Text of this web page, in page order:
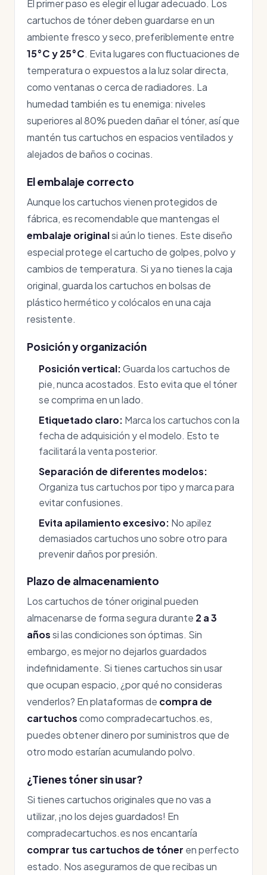
El primer paso es elegir el lugar adecuado. Los
cartuchos de tóner deben guardarse en un
ambiente fresco y seco, preferiblemente entre
15°C y 25°C. Evita lugares con fluctuaciones de
temperatura o expuestos a la luz solar directa,
como ventanas o cerca de radiadores. La
humedad también es tu enemiga: niveles
superiores al 80% pueden dañar el tóner, así que
mantén tus cartuchos en espacios ventilados y
alejados de baños o cocinas.
El embalaje correcto
Aunque los cartuchos vienen protegidos de
fábrica, es recomendable que mantengas el
embalaje originalsi aún lo tienes. Este diseño
especial protege el cartucho de golpes, polvo y
cambios de temperatura. Si ya no tienes la caja
original, guarda los cartuchos en bolsas de
plástico hermético y colócalos en una caja
resistente.
Posición y organización
Posición vertical: Guarda los cartuchos de
pie, nunca acostados. Esto evita que el tóner
se comprima en un lado.
Etiquetado claro: Marca los cartuchos con la
fecha de adquisición y el modelo. Esto te
facilitará la venta posterior.
Separación de diferentes modelos:
Organiza tus cartuchos por tipo y marca para
evitar confusiones.
Evita apilamiento excesivo: No apilez
demasiados cartuchos uno sobre otro para
prevenir daños por presión.
Plazo de almacenamiento
Los cartuchos de tóner original pueden
almacenarse de forma segura durante 2 a 3
añossi las condiciones son óptimas. Sin
embargo, es mejor no dejarlos guardados
indefinidamente. Si tienes cartuchos sin usar
que ocupan espacio, ¿por qué no consideras
venderlos? En plataformas de compra de
cartuchoscomo compradecartuchos.es,
puedes obtener dinero por suministros que de
otro modo estarían acumulando polvo.
¿Tienes tóner sin usar?
Si tienes cartuchos originales que no vas a
utilizar, ¡no los dejes guardados! En
compradecartuchos.es nos encantaría
comprar tus cartuchos de tóner en perfecto
estado. Nos aseguramos de que recibas un